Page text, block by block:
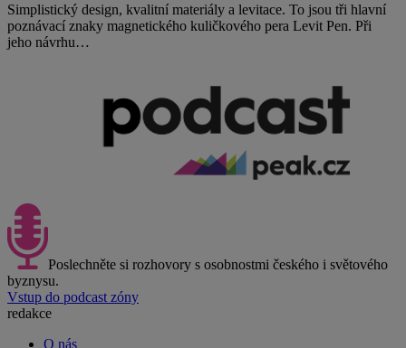
Simplistický design, kvalitní materiály a levitace. To jsou tři hlavní
poznávací znaky magnetického kuličkového pera Levit Pen. Při
jeho návrhu…
Poslechněte si rozhovory s osobnostmi českého i světového
byznysu.
Vstup do podcast zóny
redakce
O nás